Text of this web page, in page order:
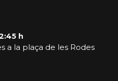
h
a la plaça de les Rodes